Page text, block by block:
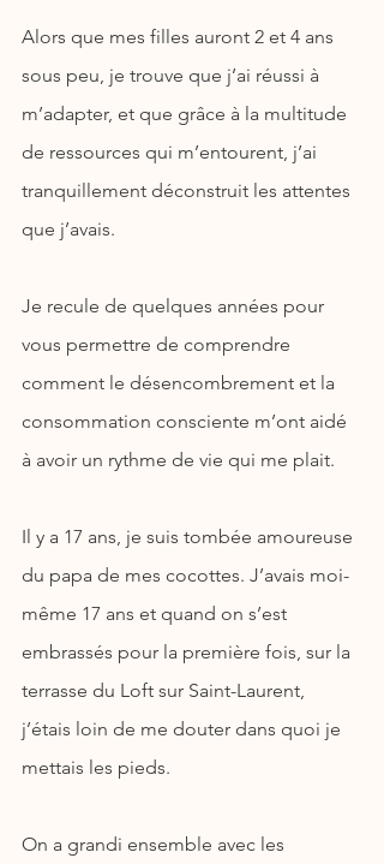
Alors que mes filles auront 2 et 4 ans
sous peu, je trouve que j’ai réussi à
m’adapter, et que grâce à la multitude
de ressources qui m’entourent, j’ai
tranquillement déconstruit les attentes
que j’avais.
Je recule de quelques années pour
vous permettre de comprendre
comment le désencombrement et la
consommation consciente m’ont aidé
à avoir un rythme de vie qui me plait.
Il y a 17 ans, je suis tombée amoureuse
du papa de mes cocottes. J’avais moi-
même 17 ans et quand on s’est
embrassés pour la première fois, sur la
terrasse du Loft sur Saint-Laurent,
j’étais loin de me douter dans quoi je
mettais les pieds.
On a grandi ensemble avec les